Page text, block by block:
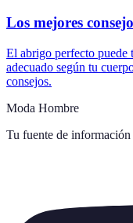
Los mejores
El abrigo perfecto puede
adecuado según tu
consejos.
Moda Hombre
Tu fuente de información